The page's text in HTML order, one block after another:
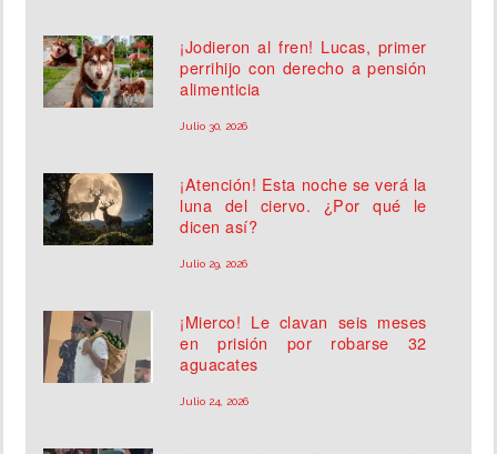
¡Jodieron al fren! Lucas, primer
perrihijo con derecho a pensión
alimenticia
Julio 30, 2026
¡Atención! Esta noche se verá la
luna del ciervo. ¿Por qué le
dicen así?
Julio 29, 2026
¡Mierco! Le clavan seis meses
en prisión por robarse 32
aguacates
Julio 24, 2026